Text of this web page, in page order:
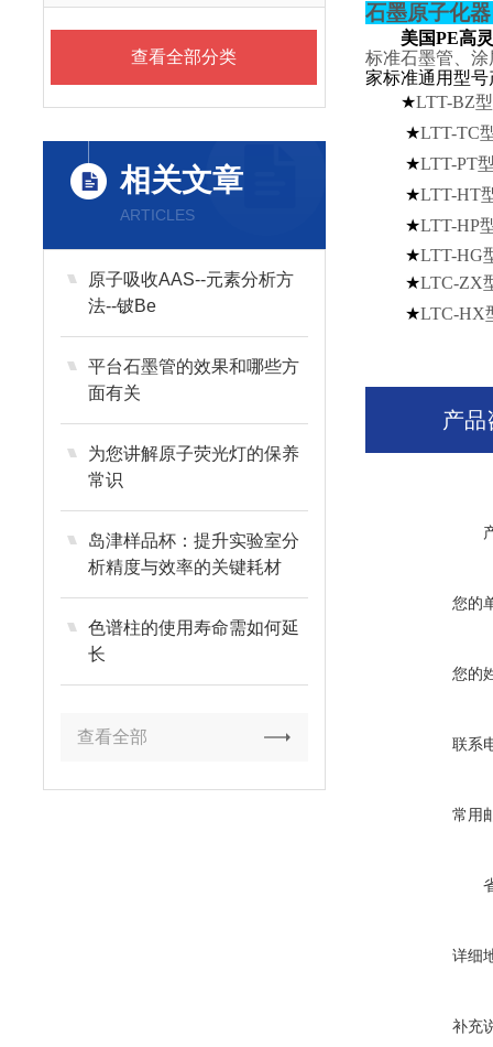
查看全部分类
相关文章
ARTICLES
原子吸收AAS--元素分析方
法--铍Be
平台石墨管的效果和哪些方
面有关
为您讲解原子荧光灯的保养
常识
岛津样品杯：提升实验室分
析精度与效率的关键耗材
色谱柱的使用寿命需如何延
长
查看全部
石墨原子化
美国PE高
标准石墨管、
家标准通用型
★LTT-BZ
★LTT-TC
★LTT-PT
★LTT-HT
★LTT-HP
★LTT-HG
★LTC-ZX
★LTC-HX
产品
您的
您的
联系
常用
详细
补充